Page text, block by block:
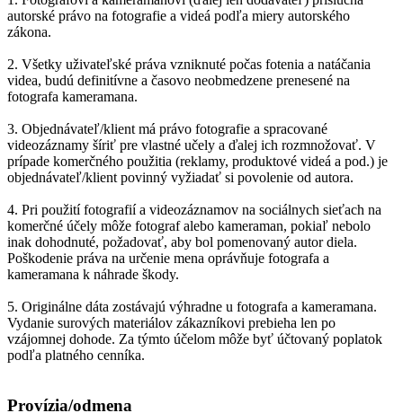
autorské právo na fotografie a videá podľa miery autorského
zákona.
2. Všetky uživateľské práva vzniknuté počas fotenia a natáčania
videa, budú definitívne a časovo neobmedzene prenesené na
fotografa kameramana.
3. Objednávateľ/klient má právo fotografie a spracované
videozáznamy šíriť pre vlastné učely a ďalej ich rozmnožovať. V
prípade komerčného použitia (reklamy, produktové videá a pod.) je
objednávateľ/klient povinný vyžiadať si povolenie od autora.
4. Pri použití fotografií a videozáznamov na sociálnych sieťach na
komerčné účely môže fotograf alebo kameraman, pokiaľ nebolo
inak dohodnuté, požadovať, aby bol pomenovaný autor diela.
Poškodenie práva na určenie mena oprávňuje fotografa a
kameramana k náhrade škody.
5. Originálne dáta zostávajú výhradne u fotografa a kameramana.
Vydanie surových materiálov zákazníkovi prebieha len po
vzájomnej dohode. Za týmto účelom môže byť účtovaný poplatok
podľa platného cenníka.
Provízia/odmena